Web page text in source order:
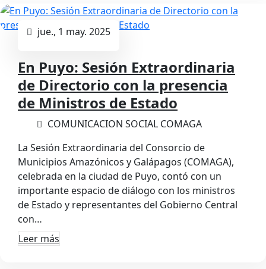
jue., 1 may. 2025
En Puyo: Sesión Extraordinaria
de Directorio con la presencia
de Ministros de Estado
COMUNICACION SOCIAL COMAGA
La Sesión Extraordinaria del Consorcio de
Municipios Amazónicos y Galápagos (COMAGA),
celebrada en la ciudad de Puyo, contó con un
importante espacio de diálogo con los ministros
de Estado y representantes del Gobierno Central
con…
Leer más